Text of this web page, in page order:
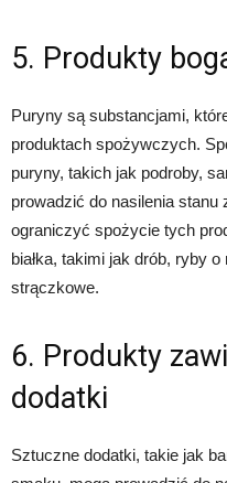
5. Produkty
Puryny są substancjami,
produktach spożywczych.
puryny, takich jak podroby,
prowadzić do nasilenia stanu
ograniczyć spożycie tych
białka, takimi jak drób, ryby
strączkowe.
6. Produkty
dodatki
Sztuczne dodatki, takie jak